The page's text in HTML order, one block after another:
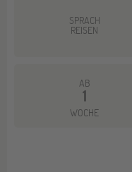
SPRACH
REISEN
AB
1
WOCHE